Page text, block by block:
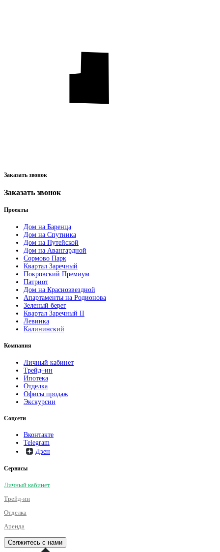
Заказать звонок
Заказать звонок
Проекты
Дом на Баренца
Дом на Спутника
Дом на Путейской
Дом на Авангардной
Сормово Парк
Квартал Заречный
Покровский Премиум
Патриот
Дом на Краснозвездной
Апартаменты на Родионова
Зеленый берег
Квартал Заречный II
Левинка
Калининский
Компания
Личный кабинет
Трейд–ин
Ипотека
Отделка
Офисы продаж
Экскурсии
Соцсети
Вконтакте
Telegram
Дзен
Сервисы
Личный кабинет
Трейд-ин
Отделка
Аренда
Свяжитесь с нами